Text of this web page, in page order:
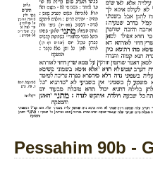
Pessahim 90b -